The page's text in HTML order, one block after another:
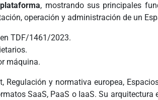
, mostrando sus principales
operación y administración de un
TDF/1461/2023.
máquina.
Regulación y normativa europea,
SaaS, PaaS o IaaS. Su arquitectura